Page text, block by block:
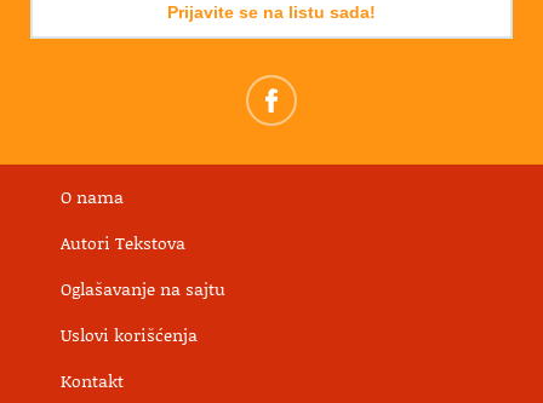
Prijavite se na listu sada!
O nama
Autori Tekstova
Oglašavanje na sajtu
Uslovi korišćenja
Kontakt